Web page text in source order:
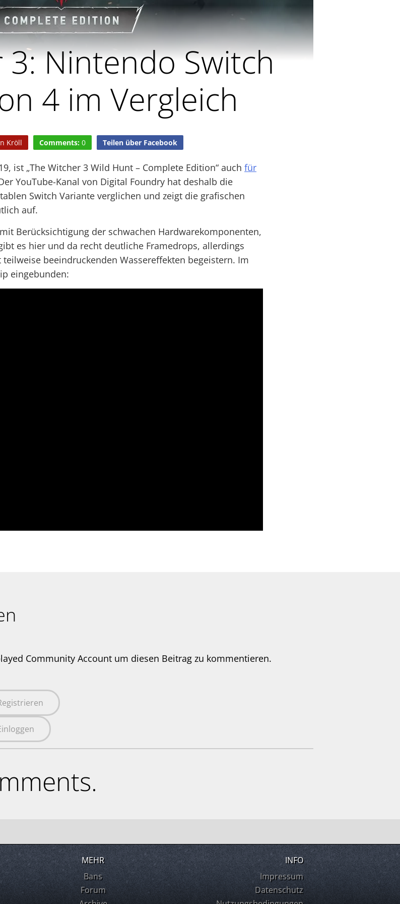
3: Nintendo Switch
4 im Vergleich
Kröll Comments: 0 Teilen über Facebook
ist „The Witcher 3 Wild Hunt – Complete Edition“ auch für
YouTube-Kanal von Digital Foundry hat deshalb die
Switch Variante verglichen und zeigt die grafischen
auf.
Berücksichtigung der schwachen Hardwarekomponenten,
es hier und da recht deutliche Framedrops, allerdings
beeindruckenden Wassereffekten begeistern. Im
eingebunden:
Community Account um diesen Beitrag zu kommentieren.
MEHR
Bans
Forum
INFO
Impressum
Datenschutz